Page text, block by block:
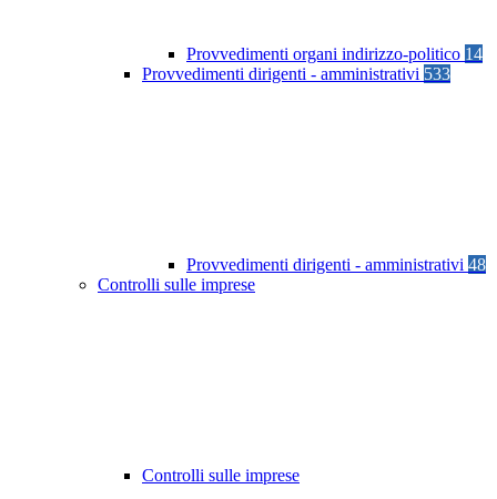
Provvedimenti organi indirizzo-politico 14
Provvedimenti dirigenti - amministrativi 533
Provvedimenti dirigenti - amministrativi 48
Controlli sulle imprese
Controlli sulle imprese